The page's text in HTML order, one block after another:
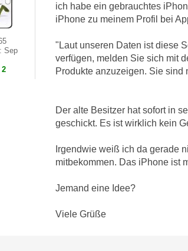
Sep
2
ich habe ein gebrauchtes
iPhone zu meinem Profil bei
"Laut unseren Daten ist diese
verfügen, melden Sie sich mit
Produkte anzuzeigen. Sie sind
Der alte Besitzer hat sofort in
geschickt. Es ist wirklich kein
Irgendwie weiß ich da gerade
mitbekommen. Das iPhone ist
Jemand eine Idee?
Viele Grüße